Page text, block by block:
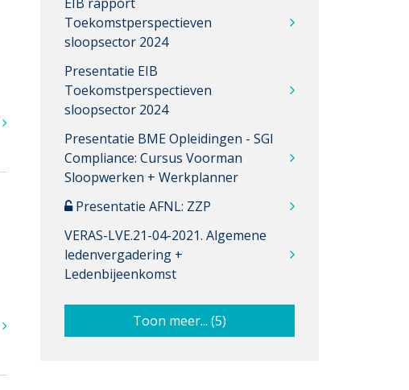
Toekomstperspectieven
sloopsector 2024
Presentatie EIB
Toekomstperspectieven
sloopsector 2024
Presentatie BME Opleidingen - SGI
Compliance: Cursus Voorman
Sloopwerken + Werkplanner
Presentatie AFNL: ZZP
VERAS-LVE.21-04-2021. Algemene
ledenvergadering +
Ledenbijeenkomst
Toon meer... (5)